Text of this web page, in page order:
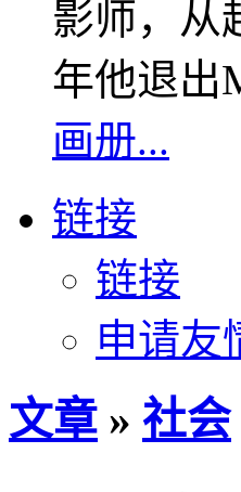
影师，从
年他退出
画册...
链接
链接
申请友
文章 » 社会